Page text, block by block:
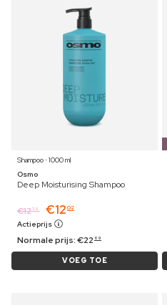
Shampoo ⋅ 1000 ml
Osmo
Deep Moisturising Shampoo
€1239 €12 02
Actieprijs
Normale prijs:€22 69
VOEG TOE